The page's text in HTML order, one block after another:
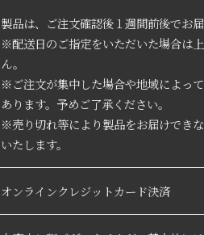
製品は、ご注文確認後１週間前後でお
※配送日のご指定をいただいた場合は
ん。
※ご注文が集中した場合や地域によっ
あります。予めご了承ください。
※売り切れ等により製品をお届けでき
いたします。
オンラインクレジットカード決済